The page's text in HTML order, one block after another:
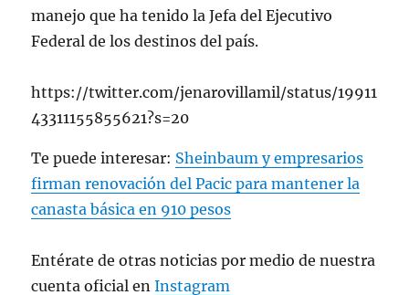
manejo que ha tenido la Jefa del Ejecutivo
Federal de los destinos del país.
https://twitter.com/jenarovillamil/status/19911
43311155855621?s=20
Te puede interesar: Sheinbaum y empresarios
firman renovación del Pacic para mantener la
canasta básica en 910 pesos
Entérate de otras noticias por medio de nuestra
cuenta oficial enInstagram